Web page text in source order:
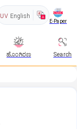
UV English
E-Paper
ಹೊಂಗಿರಣ Search